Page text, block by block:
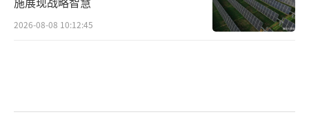
2026-08-08 10:12:45